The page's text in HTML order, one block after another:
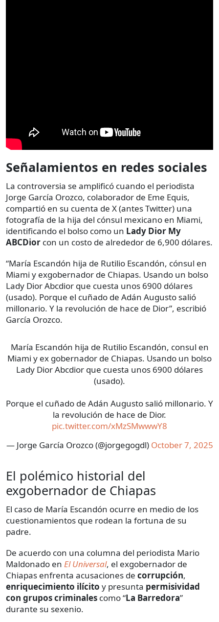
Señalamientos en redes sociales
La controversia se amplificó cuando el periodista
Jorge García Orozco, colaborador de Eme Equis,
compartió en su cuenta de X (antes Twitter) una
fotografía de la hija del cónsul mexicano en Miami,
identificando el bolso como un Lady Dior My
ABCDior con un costo de alrededor de 6,900 dólares.
“María Escandón hija de Rutilio Escandón, cónsul en
Miami y exgobernador de Chiapas. Usando un bolso
Lady Dior Abcdior que cuesta unos 6900 dólares
(usado). Porque el cuñado de Adán Augusto salió
millonario. Y la revolución de hace de Dior”, escribió
García Orozco.
María Escandón hija de Rutilio Escandón, consul en
Miami y ex gobernador de Chiapas. Usando un bolso
Lady Dior Abcdior que cuesta unos 6900 dólares
(usado).
Porque el cuñado de Adán Augusto salió millonario. Y
la revolución de hace de Dior.
pic.twitter.com/xMzSMwwwY8
— Jorge García Orozco (@jorgegogdl) October 7, 2025
El polémico historial del
exgobernador de Chiapas
El caso de María Escandón ocurre en medio de los
cuestionamientos que rodean la fortuna de su
padre.
De acuerdo con una columna del periodista Mario
Maldonado en El Universal, el exgobernador de
Chiapas enfrenta acusaciones de corrupción,
enriquecimiento ilícito y presunta permisividad
con grupos criminales como “La Barredora”
durante su sexenio.